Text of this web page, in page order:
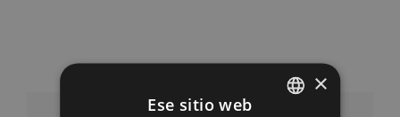
×
Ese sitio web